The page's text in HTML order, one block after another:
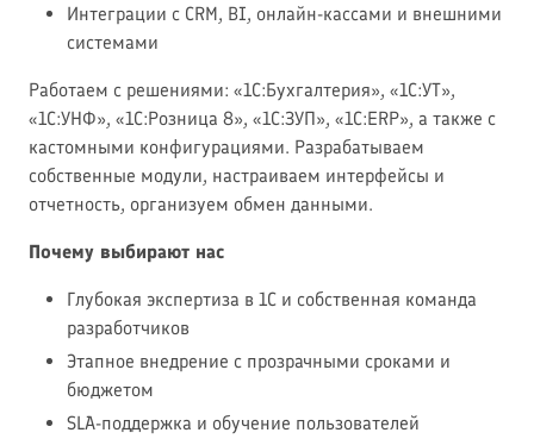
Интеграции с CRM, BI, онлайн-кассами и внешними
системами
Работаем с решениями: «1С:Бухгалтерия», «1С:УТ»,
«1С:УНФ», «1С:Розница 8», «1С:ЗУП», «1С:ERP», а также с
кастомными конфигурациями. Разрабатываем
собственные модули, настраиваем интерфейсы и
отчетность, организуем обмен данными.
Почему выбирают нас
Глубокая экспертиза в 1С и собственная команда
разработчиков
Этапное внедрение с прозрачными сроками и
бюджетом
SLA-поддержка и обучение пользователей